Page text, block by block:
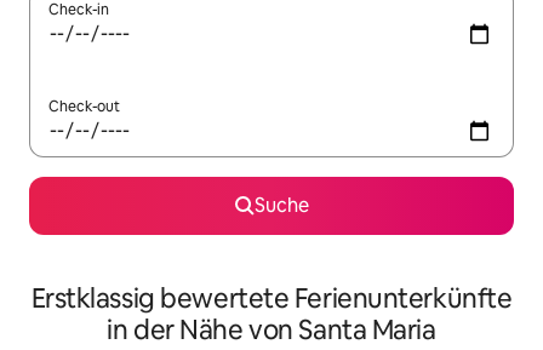
Check-in
Check-out
Suche
Erstklassig bewertete Ferienunterkünfte
in der Nähe von Santa Maria